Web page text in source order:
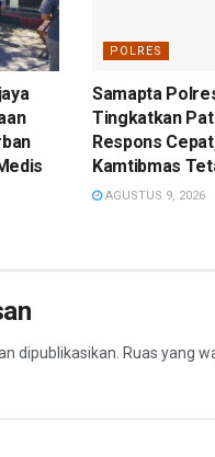
POLRES
Samapta
Tingkatkan
Respons
Kamtibmas
AGUSTUS 9, 2026
dipublikasikan. Ruas yang